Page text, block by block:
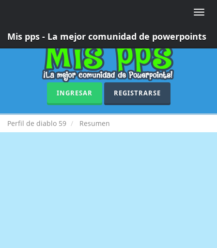
Toggle
Mis pps - La mejor comunidad de powerpoints
INGRESAR REGISTRARSE
Perfil de diablo 59 Resumen